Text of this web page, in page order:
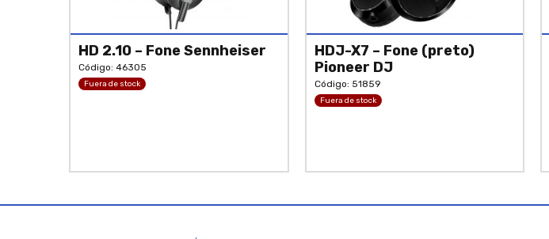
HD 2.10 – Fone Sennheiser
Código: 46305
Fuera de stock
HDJ-X7 – Fone (preto)
Pioneer DJ
Código: 51859
Fuera de stock